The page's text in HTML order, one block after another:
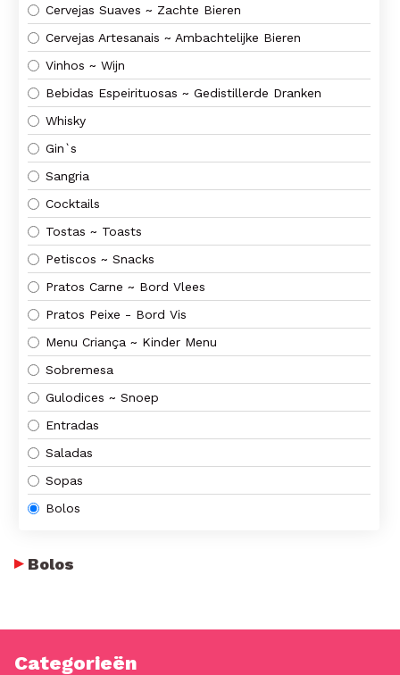
Cervejas Suaves ~ Zachte Bieren
Cervejas Artesanais ~ Ambachtelijke Bieren
Vinhos ~ Wijn
Bebidas Espeirituosas ~ Gedistillerde Dranken
Whisky
Gin`s
Sangria
Cocktails
Tostas ~ Toasts
Petiscos ~ Snacks
Pratos Carne ~ Bord Vlees
Pratos Peixe - Bord Vis
Menu Criança ~ Kinder Menu
Sobremesa
Gulodices ~ Snoep
Entradas
Saladas
Sopas
Bolos
Bolos
Categorieën